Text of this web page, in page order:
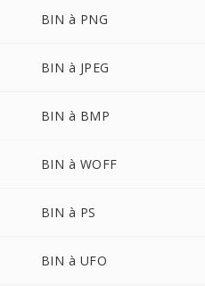
BIN à PNG
BIN à JPEG
BIN à BMP
BIN à WOFF
BIN à PS
BIN à UFO